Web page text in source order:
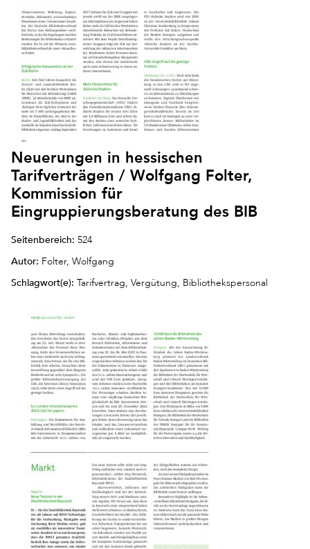
Neuerungen in hessischen
Tarifverträgen / Wolfgang Folter,
Kommission für
Eingruppierungsberatung des BIB
Seitenbereich: 524
Autor: Folter, Wolfgang
Schlagwort(e): Tarifvertrag, Vergütung, Bibliothekspersonal